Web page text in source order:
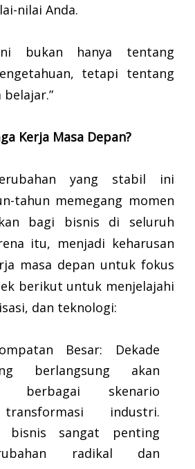
nilai Anda.
bukan hanya tentang
tetapi tentang
Kerja Masa Depan?
yang stabil ini
tahun memegang momen
bagi bisnis di seluruh
itu, menjadi keharusan
masa depan untuk fokus
berikut untuk menjelajahi
dan teknologi:
Besar: Dekade
berlangsung akan
berbagai skenario
industri.
bisnis sangat penting
radikal dan